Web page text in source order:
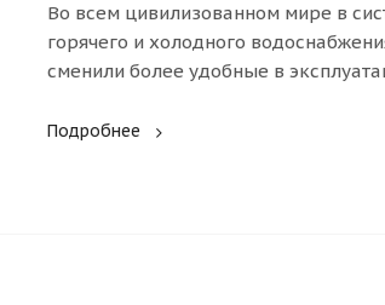
Во всем цивилизованном мире в
горячего и холодного
сменили более удобные в
Подробнее